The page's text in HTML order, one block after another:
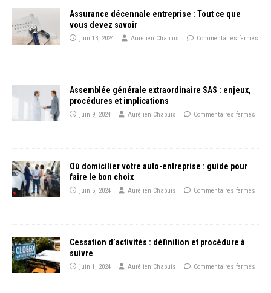
Assurance décennale entreprise : Tout ce que
vous devez savoir
juin 13, 2024 Aurélien Chapuis Commentaires fermés
Assemblée générale extraordinaire SAS : enjeux,
procédures et implications
juin 9, 2024 Aurélien Chapuis Commentaires fermés
Où domicilier votre auto-entreprise : guide pour
faire le bon choix
juin 5, 2024 Aurélien Chapuis Commentaires fermés
Cessation d’activités : définition et procédure à
suivre
juin 1, 2024 Aurélien Chapuis Commentaires fermés